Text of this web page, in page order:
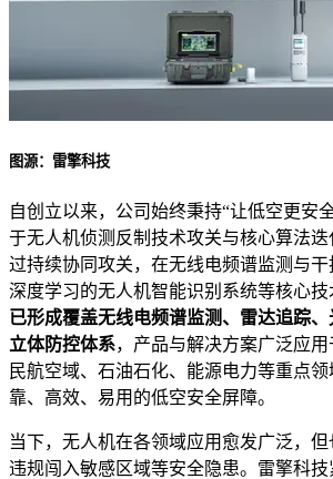
图源：雷擎科技
自创立以来，公司始终秉持“让低空更安
于无人机侦测反制技术攻关与核心算法
过持续协同攻关，在无线电频谱监测与
深度学习的无人机智能识别系统等核心技
已形成覆盖无线电频谱监测、雷达追踪
立体防控体系，产品与解决方案广泛应用
民航空域、石油石化、能源电力等重点
靠、高效、易用的低空安全屏障。
当下，无人机在各领域应用愈发广泛，但
违规闯入敏感区域等安全隐患。雷擎科